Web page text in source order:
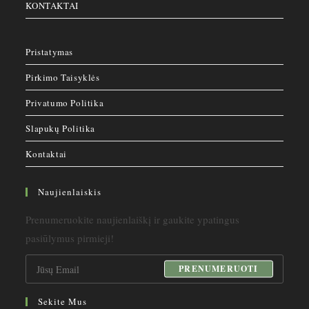
KONTAKTAI
Pristatymas
Pirkimo Taisyklės
Privatumo Politika
Slapukų Politika
Kontaktai
Naujienlaiskis
Prenumeruokite naujienlaiškį ir gaukite ypatingus
pasiūlymus pirmieji!
PRENUMERUOTI
Sekite Mus